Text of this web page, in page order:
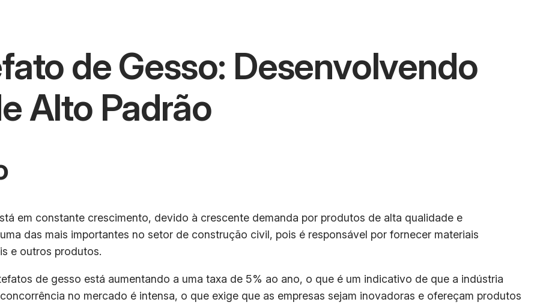
de Gesso: Desenvolvendo
Alto Padrão
em constante crescimento, devido à crescente demanda por produtos de alta qualidade e
das mais importantes no setor de construção civil, pois é responsável por fornecer materiais
e outros produtos.
de gesso está aumentando a uma taxa de 5% ao ano, o que é um indicativo de que a indústria
no mercado é intensa, o que exige que as empresas sejam inovadoras e ofereçam produtos